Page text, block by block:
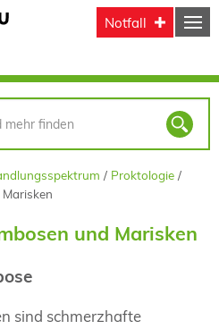
Notfall
Proktologie
und Marisken
sind schmerzhafte